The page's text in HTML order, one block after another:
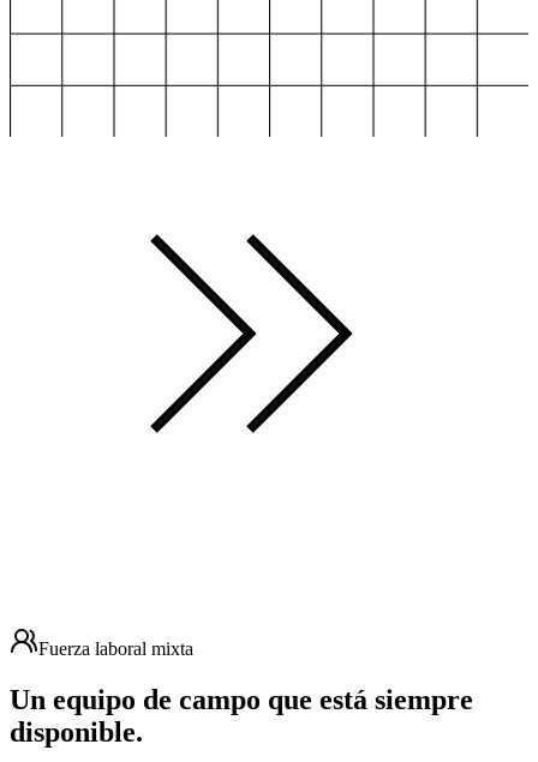
Fuerza laboral mixta
Un equipo de campo que está siempre
disponible.